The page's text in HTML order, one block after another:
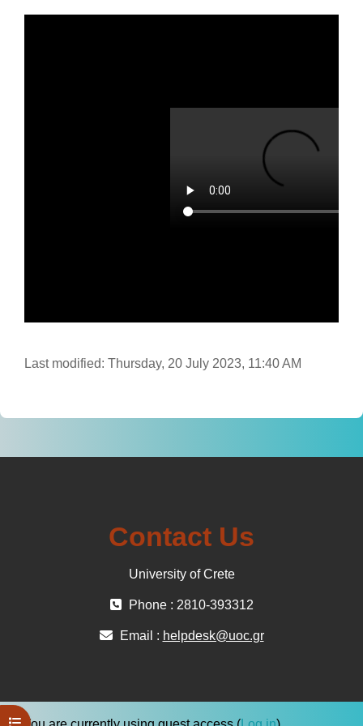
Open course index
Last modified: Thursday, 20 July 2023, 11:40 AM
Contact Us
University of Crete
Phone : 2810-393312
Email : helpdesk@uoc.gr